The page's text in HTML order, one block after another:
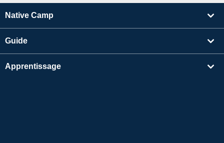
Native Camp
Guide
Apprentissage